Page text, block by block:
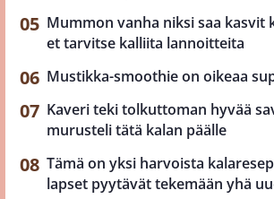
Mummon vanha niksi saa kasvit
et tarvitse kalliita lannoitteita
Mustikka-smoothie on oikeaa
Kaveri teki tolkuttoman hyvää
murusteli tätä kalan päälle
Tämä on yksi harvoista
lapset pyytävät tekemään yhä